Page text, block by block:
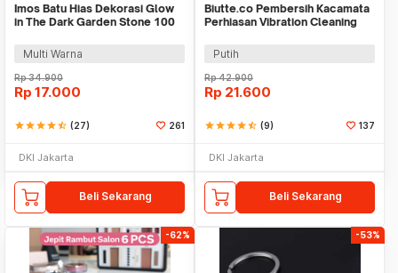
Imos Batu Hias Dekorasi Glow
in The Dark Garden Stone 100
Multi Warna
Rp34.900
Rp 17.000
starstarstarstarstar_half (27) 261
DKI Jakarta
Beli Sekarang
Biutte.co Pembersih Kacamata
Perhiasan Vibration Cleaning
Putih
Rp42.900
Rp 21.600
starstarstarstarstar_half (9) 137
DKI Jakarta
Beli Sekarang
-62% -53%